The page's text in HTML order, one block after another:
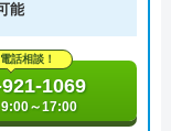
能
話相談！
1069
～17:00